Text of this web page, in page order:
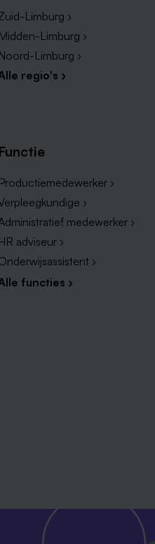
Limburg ›
Midden-Limburg ›
Noord-Limburg ›
regio's ›
Functie
Productiemedewerker ›
›
medewerker ›
HR adviseur ›
›
functies ›